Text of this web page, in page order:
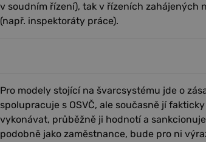
v soudním řízení), tak v řízeních
(např. inspektoráty práce).
Pro modely stojící na švarcsystému jde o
spolupracuje s OSVČ, ale současně jí
vykonávat, průběžně ji hodnotí a
podobně jako zaměstnance, bude pro ni